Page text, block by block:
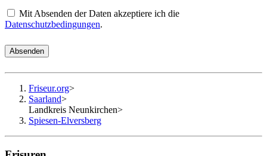
Mit Absenden der Daten akzeptiere ich die
Datenschutzbedingungen.
Absenden
Friseur.org>
Saarland>
Landkreis Neunkirchen>
Spiesen-Elversberg